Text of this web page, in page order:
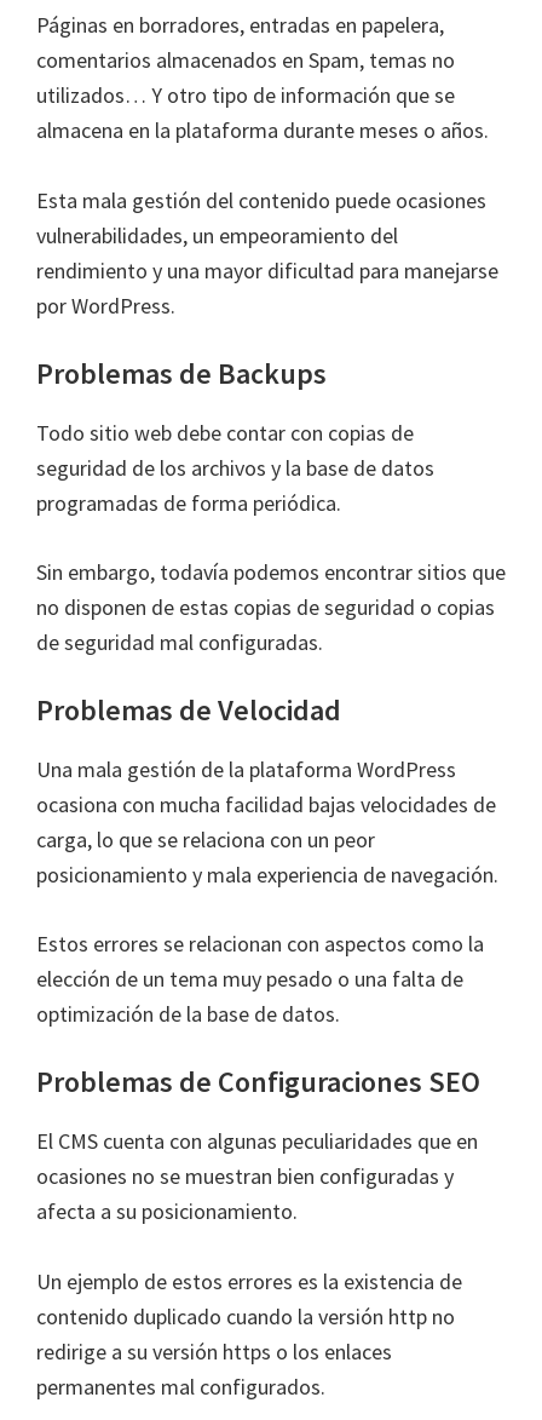
Páginas en borradores, entradas en papelera,
comentarios almacenados en Spam, temas no
utilizados… Y otro tipo de información que se
almacena en la plataforma durante meses o años.
Esta mala gestión del contenido puede ocasiones
vulnerabilidades, un empeoramiento del
rendimiento y una mayor dificultad para manejarse
por WordPress.
Problemas de Backups
Todo sitio web debe contar con copias de
seguridad de los archivos y la base de datos
programadas de forma periódica.
Sin embargo, todavía podemos encontrar sitios que
no disponen de estas copias de seguridad o copias
de seguridad mal configuradas.
Problemas de Velocidad
Una mala gestión de la plataforma WordPress
ocasiona con mucha facilidad bajas velocidades de
carga, lo que se relaciona con un peor
posicionamiento y mala experiencia de navegación.
Estos errores se relacionan con aspectos como la
elección de un tema muy pesado o una falta de
optimización de la base de datos.
Problemas de Configuraciones SEO
El CMS cuenta con algunas peculiaridades que en
ocasiones no se muestran bien configuradas y
afecta a su posicionamiento.
Un ejemplo de estos errores es la existencia de
contenido duplicado cuando la versión http no
redirige a su versión https o los enlaces
permanentes mal configurados.